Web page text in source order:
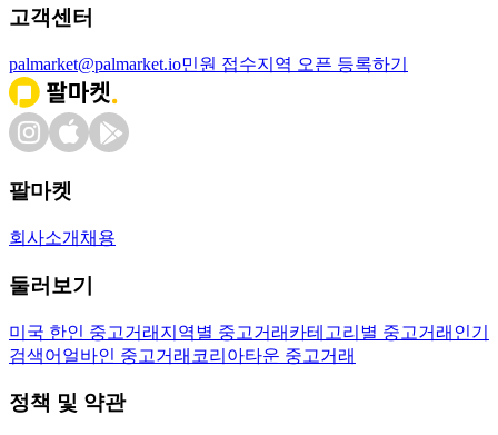
고객센터
palmarket@palmarket.io민원 접수지역 오픈 등록하기
팔마켓
회사소개 채용
둘러보기
미국 한인 중고거래 지역별 중고거래 카테고리별 중고거래 인기
검색어 얼바인 중고거래 코리아타운 중고거래
정책 및 약관